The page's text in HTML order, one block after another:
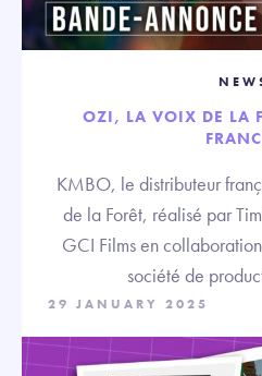
OZI, LA VOIX DE LA
KMBO, le distributeur
de la Forêt, réalisé par
GCI Films en
société de
29 JANUARY 2025